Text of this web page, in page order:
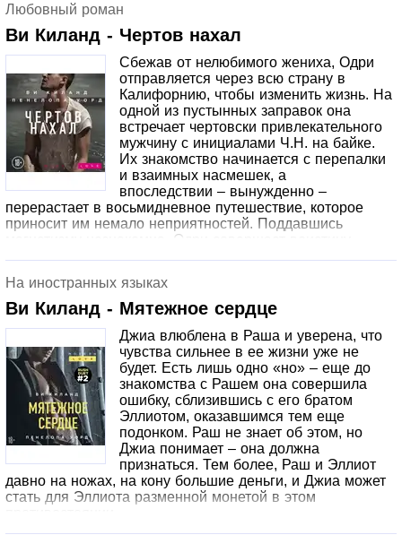
ироничных комментариев Хантера, еще одного гостя,
который, похоже, решил поразвлекаться, разрушая её
романтические мечты. Хантер обладает обаянием и
остроумием, но его самоуверенность… Ох, Наталья
всего лишь хотела его проучить! В итоге их знакомство
заходит немного дальше, чем ожидалось, и это приносит
только проблемы. Потому что Наталья точно знает, что
есть типы мужчин, которых лучше избегать. Король
Неверленда Уже две сотни лет все женщины рода
Дарлинг исчезают в день своего восемнадцатилетия.
Иногда они пропадают всего на день, иногда – на
неделю или месяц. Но они всегда возвращаются
сломленными. Сегодня мне исполнилось восемнадцать,
и моя мама бегает по дому, проверяя, закрыты ли все
окна и заперты ли двери. Но это бесполезно. Когда
наступит ночь, он придёт за мной, чтобы забрать в свою
Неверленда, владыка Потерянных Мальчишек. И я – их
новая Дарлинг. Первая книга нашумевшей серии
«Порочные Потерянные Мальчишки». Страстный,
тёмный, взрослый римейк культовой истории о Питере
Пэне, полный жарких сцен и неожиданных поворотов
сюжета. Более 25 000 оценок и высокие рейтинги на
Amazon: это неизменный бестселлер вот уже более года!
Внутренние иллюстрации популярной художницы ALES
(более 50 000 подписчиков в ВК). Целая россыпь
харизматичных мужчин, невероятные эмоции, поцелуи,
ссоры и чувственность в каждом прикосновении. The
Miles club. Джеймисон Майлз Идеально для любителей
романов Э Л Джеймс, Анны Тодд и Аны Хуан.
«Джеймисон Майлз» – абсолютный хит Amazon, первая
шампанское с незнакомцем, утром забываешь обо всем,
Любовный роман
Ви Киланд - Чертов нахал
Сбежав от нелюбимого жениха, Одри
отправляется через всю страну в
Калифорнию, чтобы изменить жизнь. На
одной из пустынных заправок она
встречает чертовски привлекательного
мужчину с инициалами Ч.Н. на байке.
Их знакомство начинается с перепалки
и взаимных насмешек, а
впоследствии – вынужденно –
перерастает в восьмидневное путешествие, которое
приносит им немало неприятностей. Поддавшись
магнетизму незнакомца, Одри совершает воистину
ярость. Теперь, чтобы вернуть все на свои места, ей
придется отыскать Чертова Нахала во что бы то ни
стало!Создана при участии департамента Аудиокнига
На иностранных языках
Ви Киланд - Мятежное сердце
Джиа влюблена в Раша и уверена, что
чувства сильнее в ее жизни уже не
будет. Есть лишь одно «но» – еще до
знакомства с Рашем она совершила
ошибку, сблизившись с его братом
Эллиотом, оказавшимся тем еще
подонком. Раш не знает об этом, но
Джиа понимает – она должна
признаться. Тем более, Раш и Эллиот
давно на ножах, на кону большие деньги, и Джиа может
стать для Эллиота разменной монетой в этом